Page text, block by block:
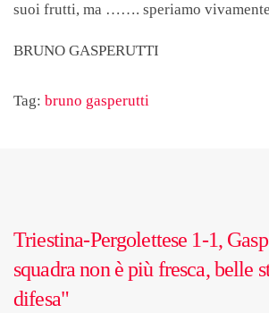
suoi frutti, ma ……. speriamo
BRUNO GASPERUTTI
Tag: bruno gasperutti
Triestina-Pergolettese 1-1,
squadra non è più fresca, belle
difesa"